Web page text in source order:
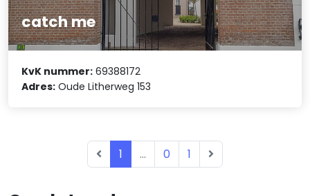
catch me
KvK nummer: 69388172
Adres: Oude Litherweg 153
1 ... 0 1